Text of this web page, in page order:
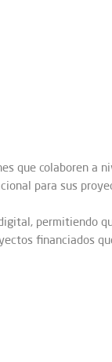
que colaboren a
para sus
permitiendo
financiados